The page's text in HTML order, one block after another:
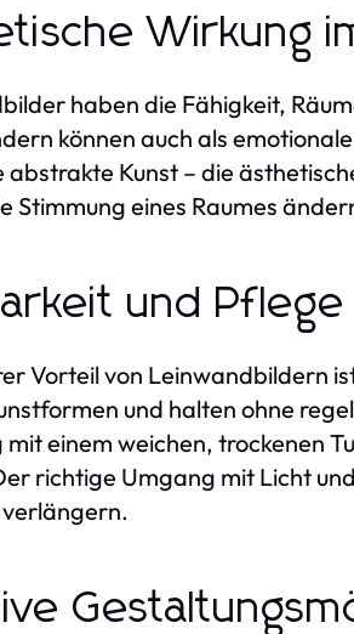
Wirkung
haben die Fähigkeit,
können auch als
abstrakte Kunst – die
Stimmung eines Raumes
und Pflege
Vorteil von Leinwandbildern
und halten ohne
mit einem weichen, trockenen
richtige Umgang mit Licht